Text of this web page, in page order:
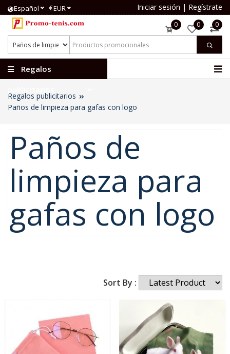
Español €EUR Iniciar sesión | Regístrate
0 0 0
Regalos
Regalos publicitarios
Paños de limpieza para gafas con logo
Paños de
limpieza para
gafas con logo
Sort By :